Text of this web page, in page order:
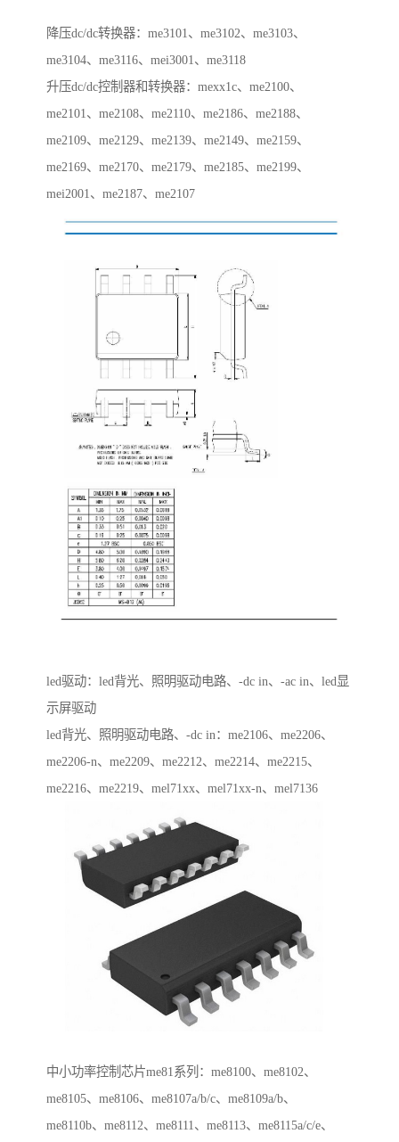
降压dc/dc转换器：me3101、me3102、me3103、
me3104、me3116、mei3001、me3118
升压dc/dc控制器和转换器：mexx1c、me2100、
me2101、me2108、me2110、me2186、me2188、
me2109、me2129、me2139、me2149、me2159、
me2169、me2170、me2179、me2185、me2199、
mei2001、me2187、me2107
led驱动：led背光、照明驱动电路、-dc in、-ac in、led显
示屏驱动
led背光、照明驱动电路、-dc in：me2106、me2206、
me2206-n、me2209、me2212、me2214、me2215、
me2216、me2219、mel71xx、mel71xx-n、mel7136
中小功率控制芯片me81系列：me8100、me8102、
me8105、me8106、me8107a/b/c、me8109a/b、
me8110b、me8112、me8111、me8113、me8115a/c/e、